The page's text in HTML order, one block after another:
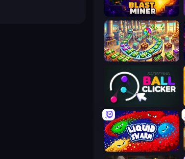
Blast Miner
Money Factory: Tycoon Idle Game
Satisfying Ball Clicker
Liquid Swarm